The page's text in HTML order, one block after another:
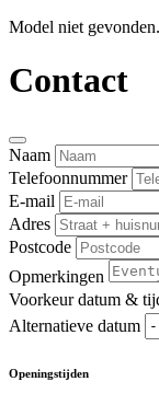
Model niet gevonden.
Contact
Naam
Telefoonnummer
E-mail
Adres
Postcode
Opmerkingen
Voorkeur datum &
Alternatieve datum
Openingstijden